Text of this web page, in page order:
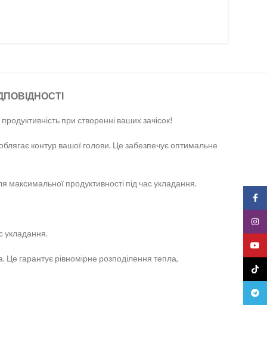
при створенні ваших зачісок!
контур вашої голови. Це забезпечує оптимальне
максимальної продуктивності під час укладання.
укладання.
гарантує рівномірне розподілення тепла,